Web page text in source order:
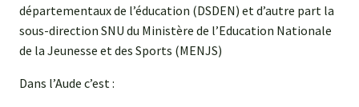
départementaux de l’éducation (DSDEN) et d’autre part la
sous-direction SNU du Ministère de l’Education Nationale
de la Jeunesse et des Sports (MENJS)
Dans l’Aude c’est :